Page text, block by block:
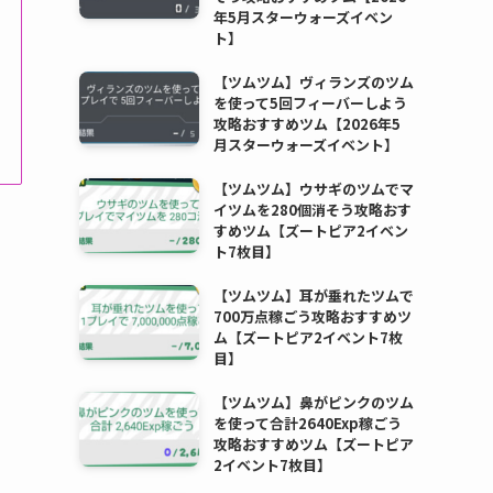
年5月スターウォーズイベン
ト】
【ツムツム】ヴィランズのツム
を使って5回フィーバーしよう
攻略おすすめツム【2026年5
月スターウォーズイベント】
【ツムツム】ウサギのツムでマ
イツムを280個消そう攻略おす
すめツム【ズートピア2イベン
ト7枚目】
【ツムツム】耳が垂れたツムで
700万点稼ごう攻略おすすめツ
ム【ズートピア2イベント7枚
目】
【ツムツム】鼻がピンクのツム
を使って合計2640Exp稼ごう
攻略おすすめツム【ズートピア
2イベント7枚目】